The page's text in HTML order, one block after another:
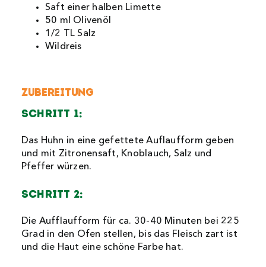
Saft einer halben Limette
50 ml Olivenöl
1/2 TL Salz
Wildreis
Zubereitung
Schritt 1:
Das Huhn in eine gefettete Auflaufform geben
und mit Zitronensaft, Knoblauch, Salz und
Pfeffer würzen.
Schritt 2:
Die Aufflaufform für ca. 30-40 Minuten bei 225
Grad in den Ofen stellen, bis das Fleisch zart ist
und die Haut eine schöne Farbe hat.